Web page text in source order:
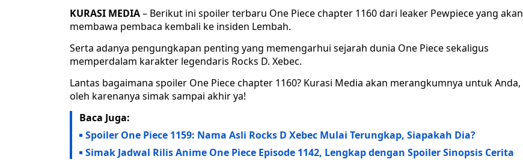
KURASI MEDIA– Berikut ini spoiler terbaru One Piece chapter 1160 dari leaker Pewpiece yang akan
membawa pembaca kembali ke insiden Lembah.
Serta adanya pengungkapan penting yang memengarhui sejarah dunia One Piece sekaligus
memperdalam karakter legendaris Rocks D. Xebec.
Lantas bagaimana spoiler One Piece chapter 1160? Kurasi Media akan merangkumnya untuk Anda,
oleh karenanya simak sampai akhir ya!
Baca Juga:
Spoiler One Piece 1159: Nama Asli Rocks D Xebec Mulai Terungkap, Siapakah Dia?
Simak Jadwal Rilis Anime One Piece Episode 1142, Lengkap dengan Spoiler Sinopsis Cerita